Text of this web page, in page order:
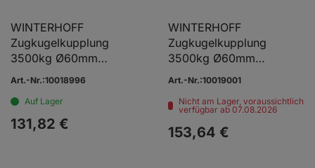
WINTERHOFF
Zugkugelkupplung
3500kg Ø60mm
Ø14/14mm
Art.-Nr.:10018996
Auf Lager
131,82 €
WINTERHOFF
Zugkugelkupplung
3500kg Ø60mm
Ø16/16mm
Art.-Nr.:10019001
Nicht am Lager, voraussichtlich
verfügbar ab 07.08.2026
153,64 €